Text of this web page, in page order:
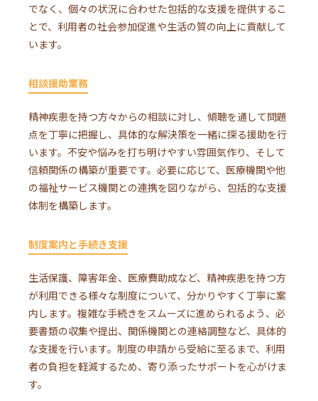
でなく、個々の状況に合わせた包括的な支援を提供するこ
とで、利用者の社会参加促進や生活の質の向上に貢献して
います。
相談援助業務
精神疾患を持つ方々からの相談に対し、傾聴を通して問題
点を丁寧に把握し、具体的な解決策を一緒に探る援助を行
います。不安や悩みを打ち明けやすい雰囲気作り、そして
信頼関係の構築が重要です。必要に応じて、医療機関や他
の福祉サービス機関との連携を図りながら、包括的な支援
体制を構築します。
制度案内と手続き支援
生活保護、障害年金、医療費助成など、精神疾患を持つ方
が利用できる様々な制度について、分かりやすく丁寧に案
内します。複雑な手続きをスムーズに進められるよう、必
要書類の収集や提出、関係機関との連絡調整など、具体的
な支援を行います。制度の申請から受給に至るまで、利用
者の負担を軽減するため、寄り添ったサポートを心がけま
す。